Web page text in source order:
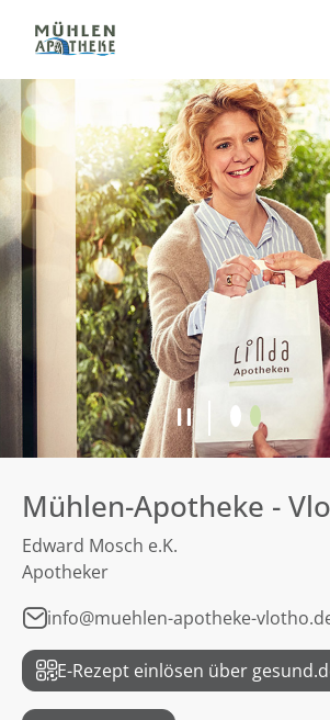
Mühlen-Apotheke -
Edward Mosch e.K.
Apotheker
info@muehlen-apotheke-
E-Rezept einlösen über